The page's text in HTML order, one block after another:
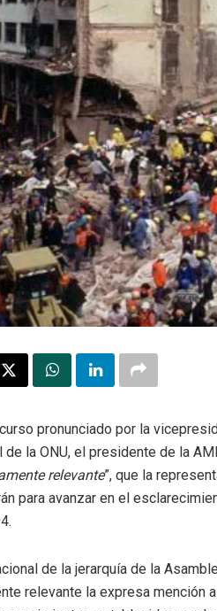
pronunciado por la
de la ONU, el presidente de la
relevante”, que la
para avanzar en el
de la jerarquía de la
relevante la expresa mención